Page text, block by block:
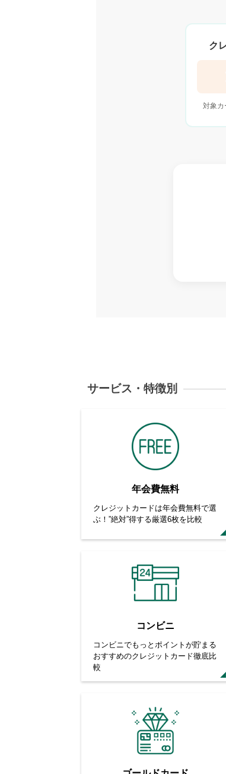
ク
対象カ
サービス・特徴別
年会費無料
クレジットカードは年会費無料で選
ぶ！”絶対”得する厳選6枚を比較
コンビニ
コンビニでもっとポイントが貯まる
おすすめのクレジットカード徹底比
較